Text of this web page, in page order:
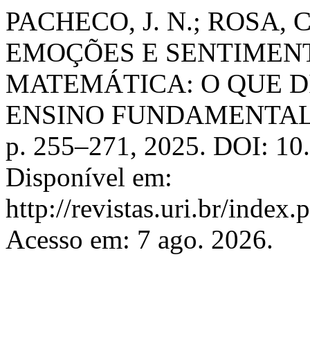
PACHECO, J. N.; ROSA,
EMOÇÕES E
MATEMÁTICA: O QUE
ENSINO
p. 255–271, 2025. DOI:
Disponível em:
http://revistas.uri.br/
Acesso em: 7 ago. 2026.